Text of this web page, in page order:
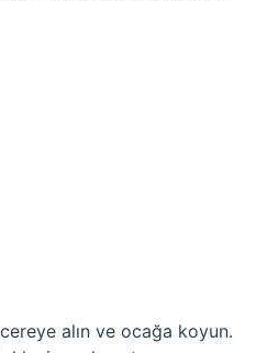
alın ve ocağa koyun.